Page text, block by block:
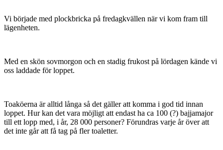
Vi började med plockbricka på fredagkvällen när vi kom fram till
lägenheten.
Med en skön sovmorgon och en stadig frukost på lördagen kände vi
oss laddade för loppet.
Toaköerna är alltid långa så det gäller att komma i god tid innan
loppet. Hur kan det vara möjligt att endast ha ca 100 (?) bajjamajor
till ett lopp med, i år, 28 000 personer? Förundras varje år över att
det inte går att få tag på fler toaletter.